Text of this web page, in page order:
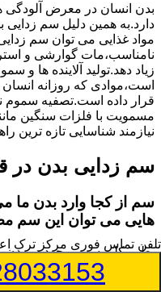
بدن انسان در معرض آلودگی
دارد.به همین دلیل سم
مواد غذایی می توان سم زدایی
نامناسب،مات گوارشی و
زیاد دهد.تولید آلاینده ها و
است،موادی که روزانه
قرار داده است.تصفیه سموم
مسمویت با فلزات سنگین
نیازمند شناسایی تازه ترین
سم زدایی بدن در
سم از کجا وارد بدن ما
هایی می توان این سم
بطور کلی سم موجود در بدن
شوند.بخش بزرگی از این
گیاهی و آفت کش ها،فلزات
تلفن تماس فوری مرکز ترک